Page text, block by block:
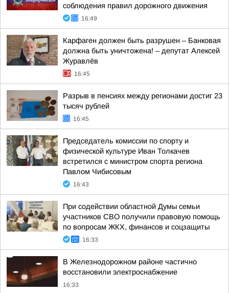
соблюдения правил дорожного движения
16:49
Карфаген должен быть разрушен – Банковая
должна быть уничтожена! – депутат Алексей
Журавлёв
16:45
Разрыв в пенсиях между регионами достиг 23
тысяч рублей
16:45
Председатель комиссии по спорту и
физической культуре Иван Толкачев
встретился с министром спорта региона
Павлом Чибисовым
16:43
При содействии областной Думы семьи
участников СВО получили правовую помощь
по вопросам ЖКХ, финансов и соцзащиты
16:33
В Железнодорожном районе частично
восстановили электроснабжение
16:33